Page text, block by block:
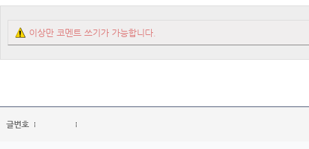
이상만 코멘트 쓰기가 가능합니다.
글번호